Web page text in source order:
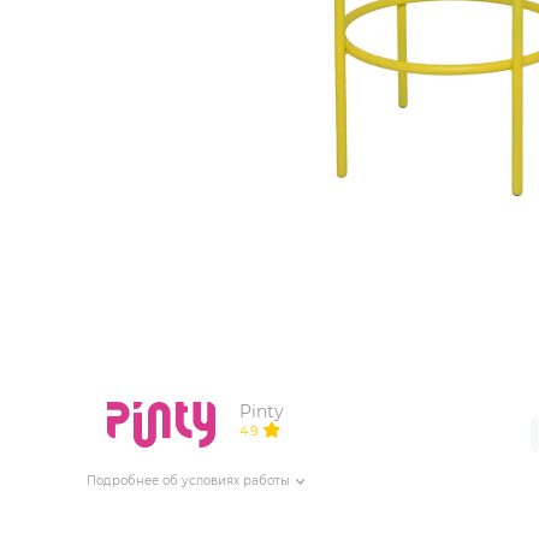
ИЗДЕЛИЯ ДЛЯ КОМФОРТА
ТЕХНИЧЕСКОЕ ОБОРУДОВАНИЕ
Pinty
4.9
Подробнее об условиях работы